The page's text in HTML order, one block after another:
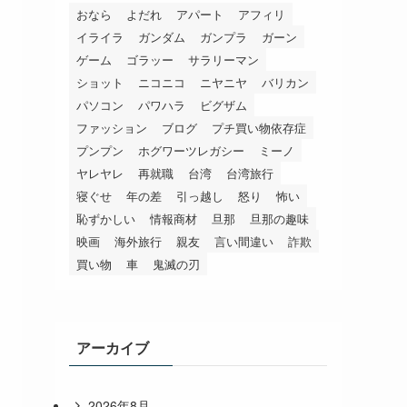
おなら よだれ アパート
アフィリ
イライラ
ガンダム ガンプラ
ガーン
ゲーム
ゴラッー
サラリーマン
ショット
ニコニコ ニヤニヤ
バリカン
パソコン
パワハラ
ビグザム
ファッション
ブログ
プチ買い物依存症
プンプン
ホグワーツレガシー
ミーノ
ヤレヤレ
再就職 台湾
台湾旅行
寝ぐせ
年の差 引っ越し 怒り
怖い
恥ずかしい
情報商材 旦那
旦那の趣味
映画
海外旅行 親友 言い間違い
詐欺
買い物
車 鬼滅の刃
アーカイブ